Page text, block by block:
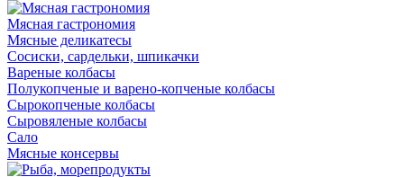
Мясная гастрономия
Мясные деликатесы
Сосиски, сардельки, шпикачки
Вареные колбасы
Полукопченые и варено-копченые колбасы
Сырокопченые колбасы
Сыровяленые колбасы
Сало
Мясные консервы